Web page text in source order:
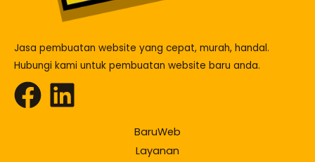
Jasa pembuatan website yang cepat, murah, handal.
Hubungi kami untuk pembuatan website baru anda.
BaruWeb
Layanan